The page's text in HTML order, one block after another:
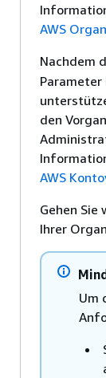
AWS
Nachdem
Parameter
den
AWS
Gehen
Ihrer
Um